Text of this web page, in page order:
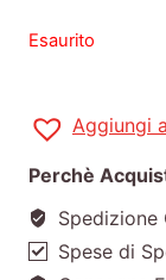
Esaurito
Aggiungi
Perchè
Spedizione
Spese di